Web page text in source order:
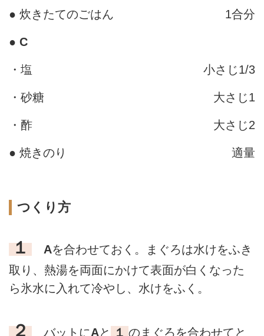
● 炊きたてのごはん 1合分
● C
・塩 小さじ1/3
・砂糖 大さじ1
・酢 大さじ2
● 焼きのり 適量
つくり方
１ Aを合わせておく。まぐろは水けをふき
取り、熱湯を両面にかけて表面が白くなった
ら氷水に入れて冷やし、水けをふく。
２ バットにAと １ のまぐろを合わせてと